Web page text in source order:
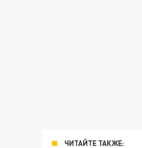
ЧИТАЙТЕ ТАКЖЕ: